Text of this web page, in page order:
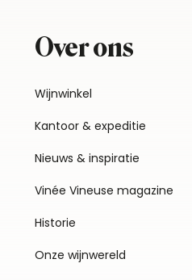
Over ons
Wijnwinkel
Kantoor & expeditie
Nieuws & inspiratie
Vinée Vineuse magazine
Historie
Onze wijnwereld